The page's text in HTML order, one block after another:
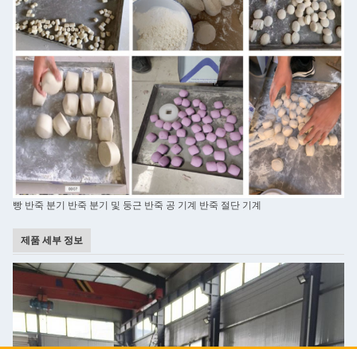
빵 반죽 분기 반죽 분기 및 둥근 반죽 공 기계 반죽 절단 기계
제품 세부 정보